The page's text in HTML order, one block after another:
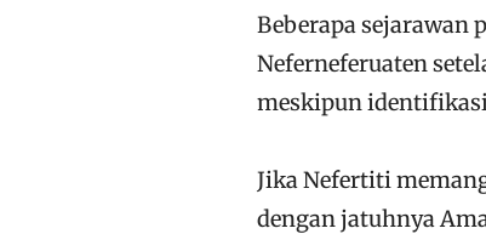
Beberapa sejarawan
Neferneferuaten
meskipun
Jika Nefertiti
dengan jatuhnya